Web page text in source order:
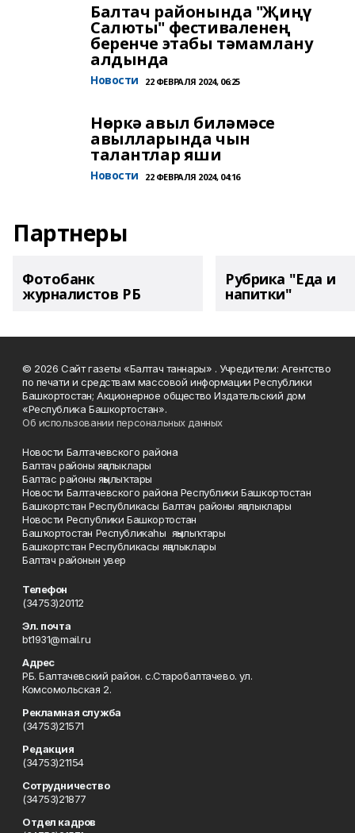
Балтач районында "Җиңү
Салюты" фестиваленең
беренче этабы тәмамлану
алдында
Новости 22 ФЕВРАЛЯ 2024, 06:25
Нөркә авыл биләмәсе
авылларында чын
талантлар яши
Новости 22 ФЕВРАЛЯ 2024, 04:16
Партнеры
Фотобанк
журналистов РБ
Рубрика "Еда и
напитки"
© 2026 Сайт газеты «Балтач таннары» . Учредители: Агентство
по печати и средствам массовой информации Республики
Башкортостан; Акционерное общество Издательский дом
«Республика Башкортостан».
Об использовании персональных данных
Новости Балтачевского района
Балтач районы яңалыклары
Балтас районы яңылыҡтары
Новости Балтачевского района Республики Башкортостан
Башкортстан Республикасы Балтач районы яңалыклары
Новости Республики Башкортостан
Башҡортостан Республикаһы яңылыҡтары
Башкортстан Республикасы яңалыклары
Балтач районын увер
Телефон
(34753)20112
Эл. почта
bt1931@mail.ru
Адрес
РБ. Балтачевский район. с.Старобалтачево. ул.
Комсомольская 2.
Рекламная служба
(34753)21571
Редакция
(34753)21154
Сотрудничество
(34753)21877
Отдел кадров